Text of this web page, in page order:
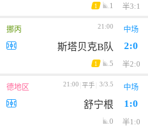
1 1 半3:1
挪丙 21:00 中场
斯塔贝克B队 2:0
1 5 半2:0
德地区 21:00 平手 3/3.5 中场
舒宁根 1:0
0 半1:0